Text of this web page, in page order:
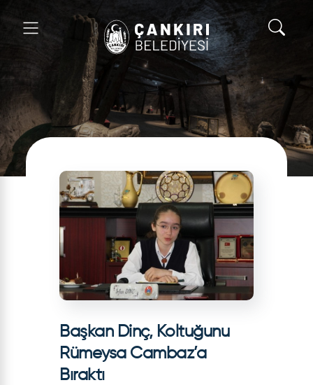
Başkan Dinç, Koltuğunu
Rümeysa Cambaz’a
Bıraktı